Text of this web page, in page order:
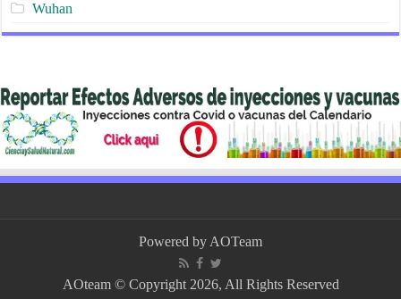
Wuhan
Powered by AOTeam
AOteam © Copyright 2026, All Rights Reserved